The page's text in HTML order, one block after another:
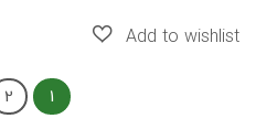
1
2